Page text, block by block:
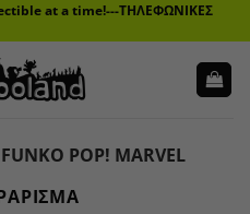
at a time!---ΤΗΛΕΦΩΝΙΚΕΣ
FUNKO POP! MARVEL